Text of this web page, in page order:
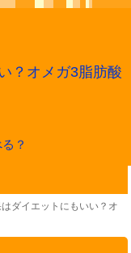
？オメガ3脂肪酸
？
はダイエットにもいい？オ